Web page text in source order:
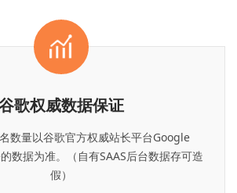
歌权威数据保证
数量以谷歌官方权威站长平台Google
数据为准。（自有SAAS后台数据存可造
假）